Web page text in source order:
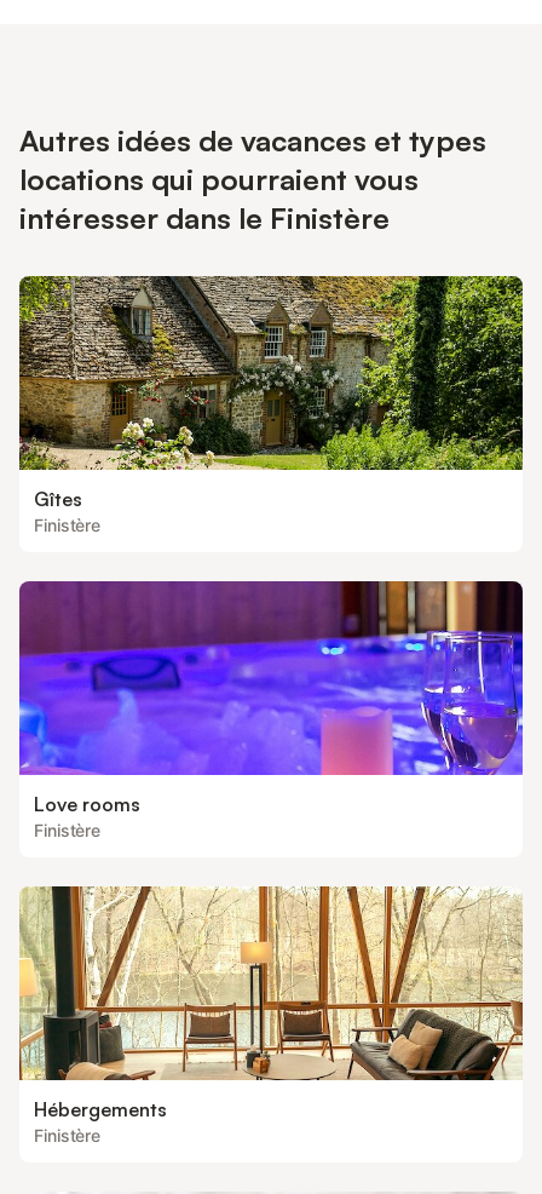
Autres idées de vacances et types
locations qui pourraient vous
intéresser dans le Finistère
Gîtes
Finistère
Love rooms
Finistère
Hébergements
Finistère